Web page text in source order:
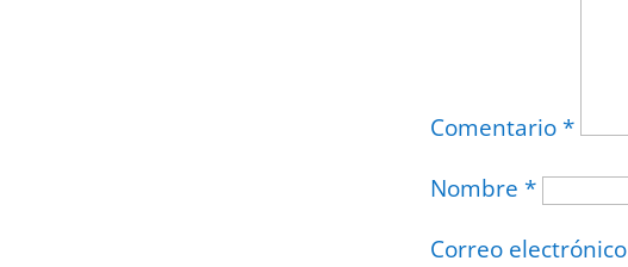
Comentario *
Nombre *
Correo electrónico